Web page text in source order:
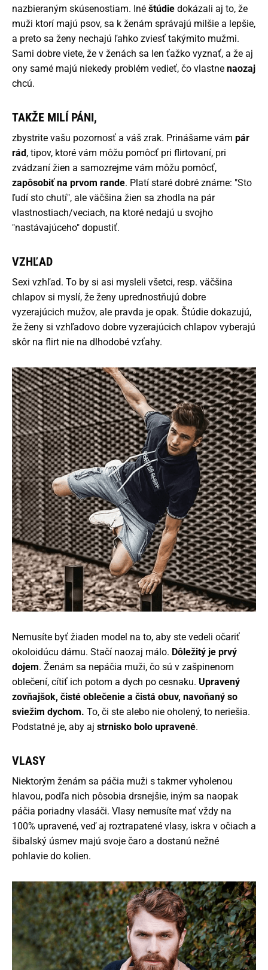
nazbieraným skúsenostiam. Iné štúdie dokázali aj to, že
muži ktorí majú psov, sa k ženám správajú milšie a lepšie,
a preto sa ženy nechajú ľahko zviesť takýmito mužmi.
Sami dobre viete, že v ženách sa len ťažko vyznať, a že aj
ony samé majú niekedy problém vedieť, čo vlastne naozaj
chcú.
TAKŽE MILÍ PÁNI,
zbystrite vašu pozornosť a váš zrak. Prinášame vám pár
rád, tipov, ktoré vám môžu pomôcť pri flirtovaní, pri
zvádzaní žien a samozrejme vám môžu pomôcť,
zapôsobiť na prvom rande. Platí staré dobré známe: "Sto
ľudí sto chutí", ale väčšina žien sa zhodla na pár
vlastnostiach/veciach, na ktoré nedajú u svojho
"nastávajúceho" dopustiť.
VZHĽAD
Sexi vzhľad. To by si asi mysleli všetci, resp. väčšina
chlapov si myslí, že ženy uprednostňujú dobre
vyzerajúcich mužov, ale pravda je opak. Štúdie dokazujú,
že ženy si vzhľadovo dobre vyzerajúcich chlapov vyberajú
skôr na flirt nie na dlhodobé vzťahy.
Nemusíte byť žiaden model na to, aby ste vedeli očariť
okoloidúcu dámu. Stačí naozaj málo. Dôležitý je prvý
dojem. Ženám sa nepáčia muži, čo sú v zašpinenom
oblečení, cítiť ich potom a dych po cesnaku. Upravený
zovňajšok, čisté oblečenie a čistá obuv, navoňaný so
sviežim dychom. To, či ste alebo nie oholený, to neriešia.
Podstatné je, aby aj strnisko bolo upravené.
VLASY
Niektorým ženám sa páčia muži s takmer vyholenou
hlavou, podľa nich pôsobia drsnejšie, iným sa naopak
páčia poriadny vlasáči. Vlasy nemusíte mať vždy na
100% upravené, veď aj roztrapatené vlasy, iskra v očiach a
šibalský úsmev majú svoje čaro a dostanú nežné
pohlavie do kolien.